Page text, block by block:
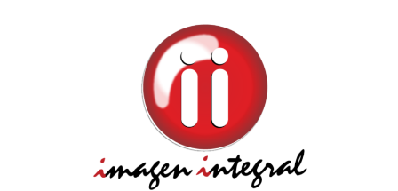
SEARCH THIS WEBSITE